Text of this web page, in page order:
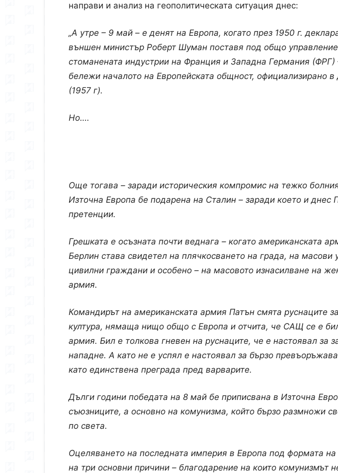
направи и анализ на геополитическата ситуация днес:
„А утре – 9 май – е денят на Европа, когато през 1950 г.
външен министър Роберт Шуман поставя под общо
стоманената индустрии на Франция и Западна Германия (ФРГ)
бележи началото на Европейската общност, официализирано в
(1957 г).
Но….
Още тогава – заради историческия компромис на тежко
Източна Европа бе подарена на Сталин – заради което и днес
претенции.
Грешката е осъзната почти веднага – когато американската
Берлин става свидетел на плячкосването на града, на масови
цивилни граждани и особено – на масовото изнасилване на
армия.
Командирът на американската армия Патън смята руснаците
култура, нямаща нищо общо с Европа и отчита, че САЩ се е
армия. Бил е толкова гневен на руснаците, че е настоявал за
нападне. А като не е успял е настоявал за бързо
като единствена преграда пред варварите.
Дълги години победата на 8 май бе приписвана в Източна
съюзниците, а основно на комунизма, който бързо размножи
по света.
Оцеляването на последната империя в Европа под формата
на три основни причини – благодарение на които комунизмът